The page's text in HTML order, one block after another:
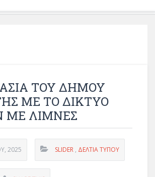
ΤΟΥ ΔΗΜΟΥ
ΜΕ ΤΟ ΔΙΚΤΥΟ
ΜΕ ΛΙΜΝΕΣ
2025 SLIDER , ΔΕΛΤΊΑ ΤΎΠΟΥ